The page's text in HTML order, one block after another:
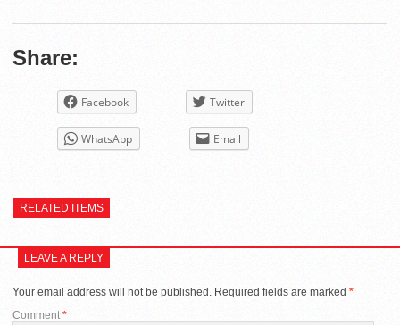
Share:
Facebook Twitter
WhatsApp Email
RELATED ITEMS
LEAVE A REPLY
Your email address will not be published. Required fields are marked *
Comment *